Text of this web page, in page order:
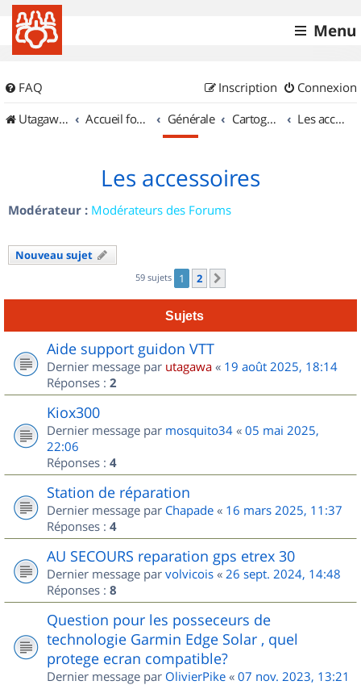
Menu
FAQ Connexion
Inscription
UtagawaVTT (Randos VTT et VTTAE avec traces GPS)
Accueil forum Générale Cartographie et GPS Les accessoires
Les accessoires
Modérateur : Modérateurs des Forums
Nouveau sujet
59 sujets 1 2
Sujets
Aide support guidon VTT
Dernier message par utagawa « 19 août 2025, 18:14
Réponses : 2
Kiox300
Dernier message par mosquito34 « 05 mai 2025,
22:06
Réponses : 4
Station de réparation
Dernier message par Chapade « 16 mars 2025, 11:37
Réponses : 4
AU SECOURS reparation gps etrex 30
Dernier message par volvicois « 26 sept. 2024, 14:48
Réponses : 8
Question pour les posseceurs de
technologie Garmin Edge Solar , quel
protege ecran compatible?
Dernier message par OlivierPike « 07 nov. 2023, 13:21